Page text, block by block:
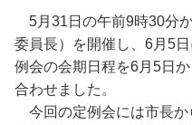
5月31日の午前9時30分
委員長）を開催し、6月5
例会の会期日程を6月5日
合わせました。
今回の定例会には市長か